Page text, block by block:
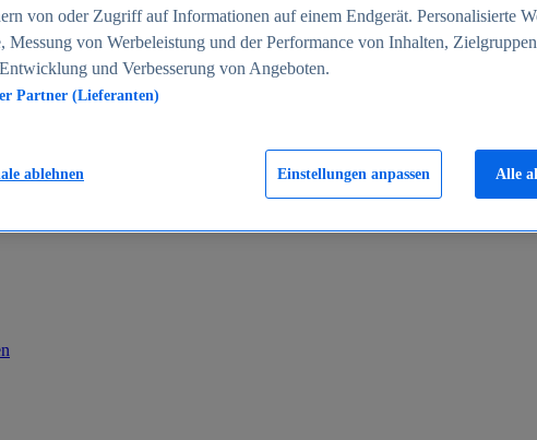
2024
in Deutschland 2005-2025
von oder Zugriff auf Informationen auf einem Endgerät. Personalisierte
Messung von Werbeleistung und der Performance von Inhalten,
und Verbesserung von Angeboten.
Partner (Lieferanten)
Einstellungen anpassen
ablehnen Alle